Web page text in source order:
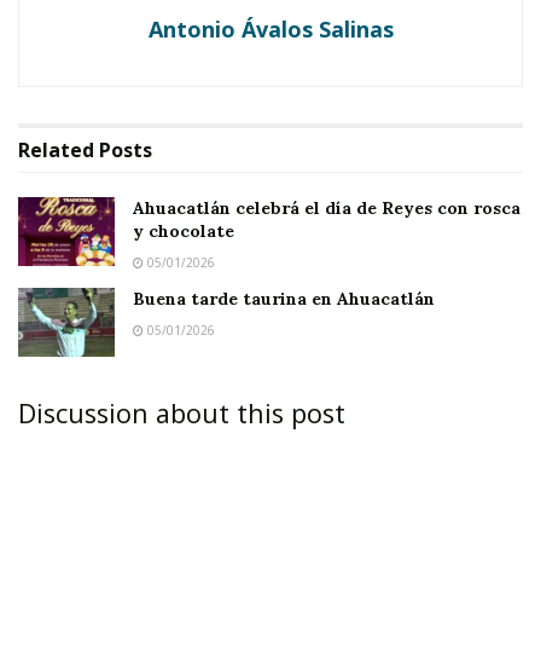
Antonio Ávalos Salinas
Related Posts
Ahuacatlán celebrá el día de Reyes con rosca
y chocolate
05/01/2026
Buena tarde taurina en Ahuacatlán
05/01/2026
Discussion about this post